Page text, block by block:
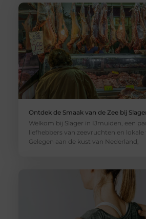
Ontdek de Smaak van de Zee bij
Welkom bij Slager in IJmuiden, een
liefhebbers van zeevruchten en lokale
Gelegen aan de kust van Nederland,